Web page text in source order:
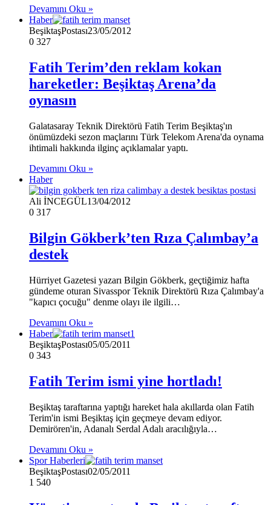
Devamını Oku »
Haber
BeşiktaşPostası23/05/2012
0 327
Fatih Terim’den reklam kokan
hareketler: Beşiktaş Arena’da
oynasın
Galatasaray Teknik Direktörü Fatih Terim Beşiktaş'ın
önümüzdeki sezon maçlarını Türk Telekom Arena'da oynama
ihtimali hakkında ilginç açıklamalar yaptı.
Devamını Oku »
Haber
Ali İNCEGÜL13/04/2012
0 317
Bilgin Gökberk’ten Rıza Çalımbay’a
destek
Hürriyet Gazetesi yazarı Bilgin Gökberk, geçtiğimiz hafta
gündeme oturan Sivasspor Teknik Direktörü Rıza Çalımbay'a
"kapıcı çocuğu" denme olayı ile ilgili…
Devamını Oku »
Haber
BeşiktaşPostası05/05/2011
0 343
Fatih Terim ismi yine hortladı!
Beşiktaş taraftarına yaptığı hareket hala akıllarda olan Fatih
Terim'in ismi Beşiktaş için geçmeye devam ediyor.
Demirören'in, Adanalı Serdal Adalı aracılığıyla…
Devamını Oku »
Spor Haberleri
BeşiktaşPostası02/05/2011
1 540